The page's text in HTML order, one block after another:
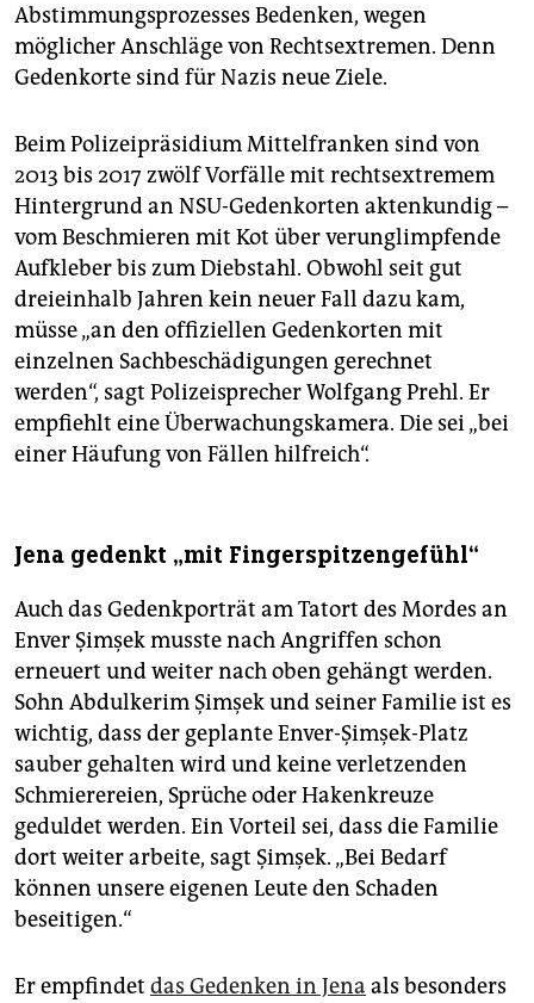
Abstimmungsprozesses Bedenken, wegen
möglicher Anschläge von Rechtsextremen. Denn
Gedenkorte sind für Nazis neue Ziele.
Beim Polizeipräsidium Mittelfranken sind von
2013 bis 2017 zwölf Vorfälle mit rechtsextremem
Hintergrund an NSU-Gedenkorten aktenkundig –
vom Beschmieren mit Kot über verunglimpfende
Aufkleber bis zum Diebstahl. Obwohl seit gut
dreieinhalb Jahren kein neuer Fall dazu kam,
müsse „an den offiziellen Gedenkorten mit
einzelnen Sachbeschädigungen gerechnet
werden“, sagt Polizeisprecher Wolfgang Prehl. Er
empfiehlt eine Überwachungskamera. Die sei „bei
einer Häufung von Fällen hilfreich“.
Jena gedenkt „mit Fingerspitzengefühl“
Auch das Gedenkporträt am Tatort des Mordes an
Enver Şimşek musste nach Angriffen schon
erneuert und weiter nach oben gehängt werden.
Sohn Abdulkerim Şimşek und seiner Familie ist es
wichtig, dass der geplante Enver-Şimşek-Platz
sauber gehalten wird und keine verletzenden
Schmierereien, Sprüche oder Hakenkreuze
geduldet werden. Ein Vorteil sei, dass die Familie
dort weiter arbeite, sagt Şimşek. „Bei Bedarf
können unsere eigenen Leute den Schaden
beseitigen.“
Er empfindet das Gedenken in Jena als besonders